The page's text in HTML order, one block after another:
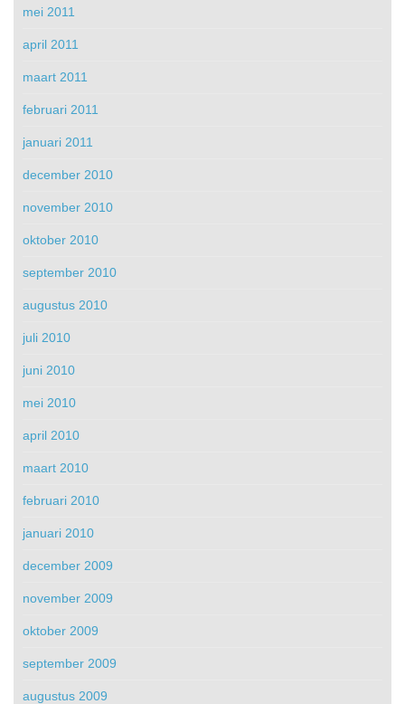
mei 2011
april 2011
maart 2011
februari 2011
januari 2011
december 2010
november 2010
oktober 2010
september 2010
augustus 2010
juli 2010
juni 2010
mei 2010
april 2010
maart 2010
februari 2010
januari 2010
december 2009
november 2009
oktober 2009
september 2009
augustus 2009